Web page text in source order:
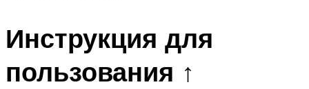
Инструкция для
пользования ↑